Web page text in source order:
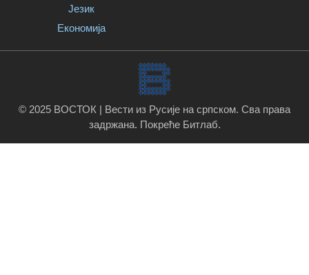
Језик
Економија
© 2025 ВОСТОК | Вести из Русије на српском. Сва права
задржана. Покреће Битлаб.